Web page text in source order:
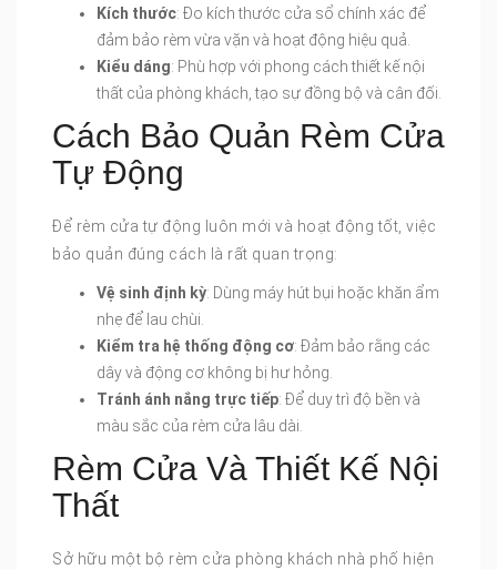
Kích thước: Đo kích thước cửa sổ chính xác để
đảm bảo rèm vừa vặn và hoạt động hiệu quả.
Kiểu dáng: Phù hợp với phong cách thiết kế nội
thất của phòng khách, tạo sự đồng bộ và cân đối.
Cách Bảo Quản Rèm Cửa
Tự Động
Để rèm cửa tự động luôn mới và hoạt động tốt, việc
bảo quản đúng cách là rất quan trọng:
Vệ sinh định kỳ: Dùng máy hút bụi hoặc khăn ẩm
nhẹ để lau chùi.
Kiểm tra hệ thống động cơ: Đảm bảo rằng các
dây và động cơ không bị hư hỏng.
Tránh ánh nắng trực tiếp: Để duy trì độ bền và
màu sắc của rèm cửa lâu dài.
Rèm Cửa Và Thiết Kế Nội
Thất
Sở hữu một bộ rèm cửa phòng khách nhà phố hiện